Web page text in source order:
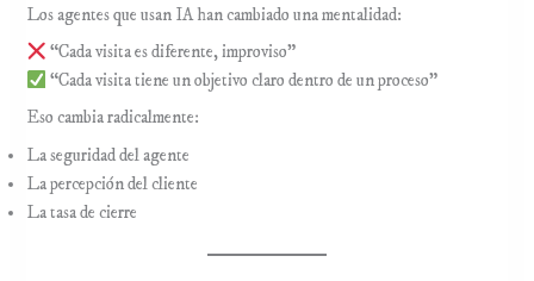
Los agentes que usan IA han cambiado una mentalidad:
“Cada visita es diferente, improviso”
“Cada visita tiene un objetivo claro dentro de un proceso”
Eso cambia radicalmente:
La seguridad del agente
La percepción del cliente
La tasa de cierre